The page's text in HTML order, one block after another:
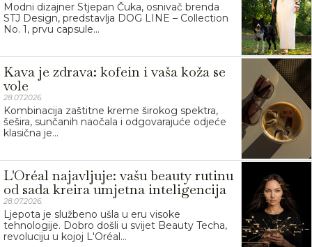
Modni dizajner Stjepan Čuka, osnivač brenda
STJ Design, predstavlja DOG LINE – Collection
No. 1, prvu capsule...
Kava je zdrava: kofein i vaša koža se
vole
28.07.2026.
Kombinacija zaštitne kreme širokog spektra,
šešira, sunčanih naočala i odgovarajuće odjeće
klasična je...
L'Oréal najavljuje: vašu beauty rutinu
od sada kreira umjetna inteligencija
28.07.2026.
Ljepota je službeno ušla u eru visoke
tehnologije. Dobro došli u svijet Beauty Techa,
revoluciju u kojoj L'Oréal...